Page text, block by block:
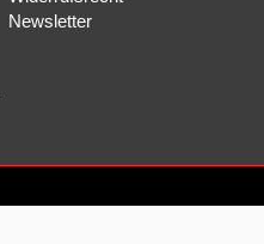
Newsletter